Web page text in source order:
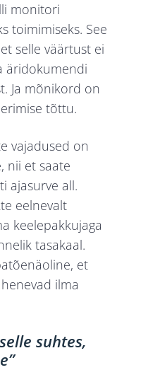
monitori
toimimiseks. See
selle väärtust ei
äridokumendi
Ja mõnikord on
tõttu.
vajadused on
nii et saate
ajasurve all.
eelnevalt
keelepakkujaga
tasakaal.
et
ilma
suhtes,